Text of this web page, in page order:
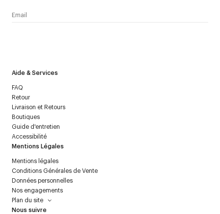
Aide & Services
FAQ
Retour
Livraison et Retours
Boutiques
Guide d'entretien
Accessibilité
Mentions Légales
Mentions légales
Conditions Générales de Vente
Données personnelles
Nos engagements
Plan du site
Nous suivre